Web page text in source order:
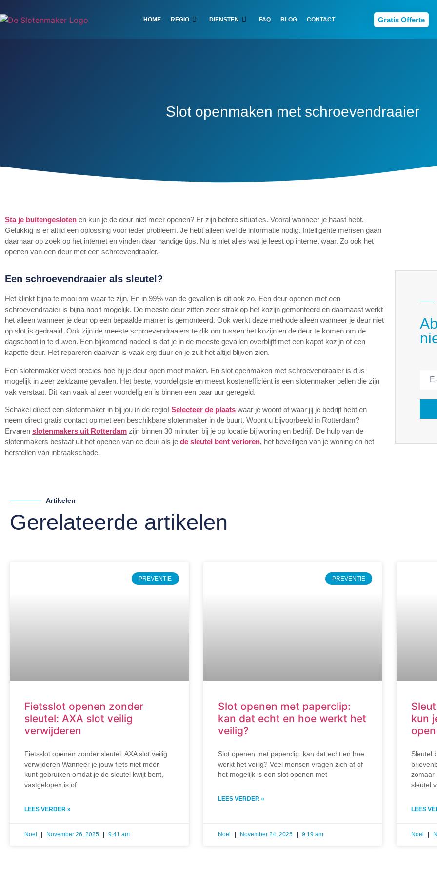
HOME REGIO DIENSTEN FAQ BLOG CONTACT Gratis Offerte
Slot openmaken met schroevendraaier
Sta je buitengesloten en kun je de deur niet meer openen? Er zijn betere situaties. Vooral wanneer je haast hebt.
Gelukkig is er altijd een oplossing voor ieder probleem. Je hebt alleen wel de informatie nodig. Intelligente mensen gaan
daarnaar op zoek op het internet en vinden daar handige tips. Nu is niet alles wat je leest op internet waar. Zo ook het
openen van een deur met een schroevendraaier.
Een schroevendraaier als sleutel?
Het klinkt bijna te mooi om waar te zijn. En in 99% van de gevallen is dit ook zo. Een deur openen met een
schroevendraaier is bijna nooit mogelijk. De meeste deur zitten zeer strak op het kozijn gemonteerd en daarnaast werkt
het alleen wanneer je deur op een bepaalde manier is gemonteerd. Ook werkt deze methode alleen wanneer je deur niet
op slot is gedraaid. Ook zijn de meeste schroevendraaiers te dik om tussen het kozijn en de deur te komen om de
dagschoot in te duwen. Een bijkomend nadeel is dat je in de meeste gevallen overblijft met een kapot kozijn of een
kapotte deur. Het repareren daarvan is vaak erg duur en je zult het altijd blijven zien.
Een slotenmaker weet precies hoe hij je deur open moet maken. En slot openmaken met schroevendraaier is dus
mogelijk in zeer zeldzame gevallen. Het beste, voordeligste en meest kostenefficiënt is een slotenmaker bellen die zijn
vak verstaat. Dit kan vaak al zeer voordelig en is binnen een paar uur geregeld.
Schakel direct een slotenmaker in bij jou in de regio! Selecteer de plaats waar je woont of waar jij je bedrijf hebt en
neem direct gratis contact op met een beschikbare slotenmaker in de buurt. Woont u bijvoorbeeld in Rotterdam?
Ervaren slotenmakers uit Rotterdam zijn binnen 30 minuten bij je op locatie bij woning en bedrijf. De hulp van de
slotenmakers bestaat uit het openen van de deur als je de sleutel bent verloren, het beveiligen van je woning en het
herstellen van inbraakschade.
Artikelen
Gerelateerde artikelen
PREVENTIE
Fietsslot openen zonder
sleutel: AXA slot veilig
verwijderen
Fietsslot openen zonder sleutel: AXA slot veilig
verwijderen Wanneer je jouw fiets niet meer
kunt gebruiken omdat je de sleutel kwijt bent,
vastgelopen is of
LEES VERDER »
Noel November 26, 2025 9:41 am
PREVENTIE
Slot openen met paperclip:
kan dat echt en hoe werkt het
veilig?
Slot openen met paperclip: kan dat echt en hoe
werkt het veilig? Veel mensen vragen zich af of
het mogelijk is een slot openen met
LEES VERDER »
Noel November 24, 2025 9:19 am
kun
Sleutel
zomaar
sleutel
LEES
Noel